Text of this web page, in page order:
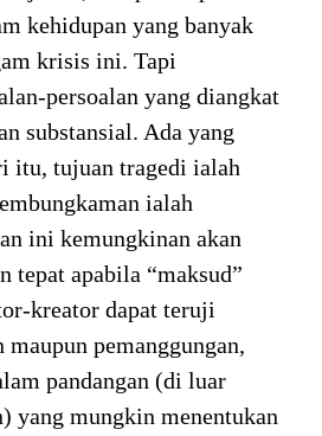
kehidupan yang banyak
krisis ini. Tapi
persoalan yang diangkat
substansial. Ada yang
itu, tujuan tragedi ialah
ialah
ini kemungkinan akan
tepat apabila “maksud”
kreator dapat teruji
maupun pemanggungan,
pandangan (di luar
yang mungkin menentukan